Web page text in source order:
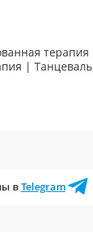
|
вTelegram